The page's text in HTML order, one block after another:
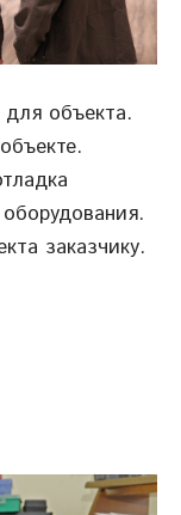
для объекта.
заказчику.